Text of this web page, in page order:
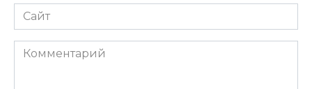
Сайт
Комментарий